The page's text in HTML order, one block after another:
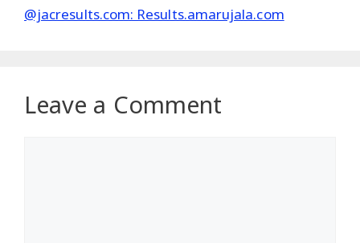
@jacresults.com: Results.amarujala.com
Leave a Comment